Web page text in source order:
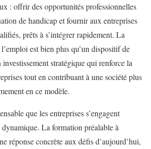
: offrir des opportunités professionnelles
de handicap et fournir aux entreprises
prêts à s’intégrer rapidement. La
est bien plus qu’un dispositif de
investissement stratégique qui renforce la
tout en contribuant à une société plus
en ce modèle.
que les entreprises s’engagent
dynamique. La formation préalable à
réponse concrète aux défis d’aujourd’hui,